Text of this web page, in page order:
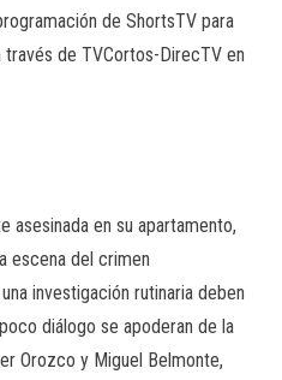
de ShortsTV para
de TVCortos-DirecTV en
asesinada en su apartamento,
escena del crimen
investigación rutinaria deben
diálogo se apoderan de la
Orozco y Miguel Belmonte,